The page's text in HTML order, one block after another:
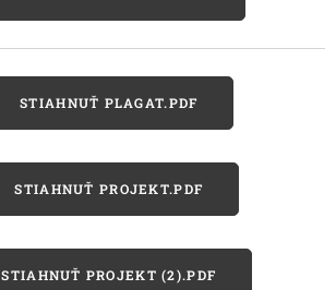
STIAHNUŤ PLAGAT.PDF
STIAHNUŤ PROJEKT.PDF
STIAHNUŤ PROJEKT (2).PDF